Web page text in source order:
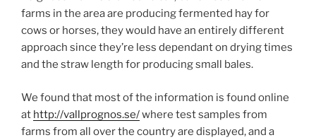
farms in the area are producing fermented hay for
cows or horses, they would have an entirely different
approach since they’re less dependant on drying times
and the straw length for producing small bales.
We found that most of the information is found online
at http://vallprognos.se/where test samples from
farms from all over the country are displayed, and a